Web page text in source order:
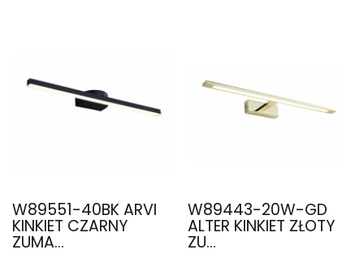
W89551-40BK ARVI
KINKIET CZARNY
ZUMA...
W89443-20W-GD
ALTER KINKIET ZŁOTY
ZU...